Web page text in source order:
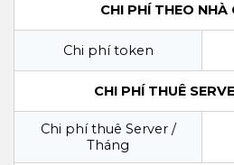
CHI PHÍ THEO NHÀ
Chi phí token
CHI PHÍ THUÊ
Chi phí thuê Server /
Tháng